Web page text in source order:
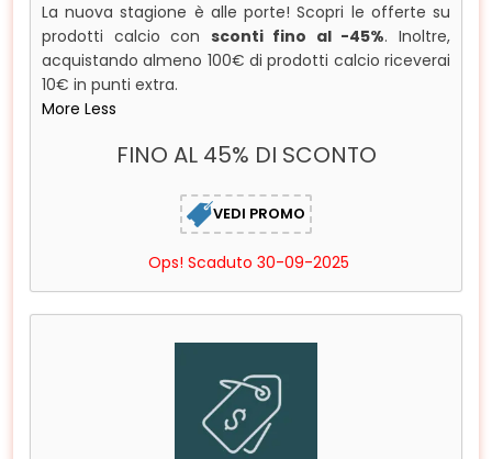
La nuova stagione è alle porte! Scopri le offerte su
prodotti calcio con sconti fino al -45%. Inoltre,
acquistando almeno 100€ di prodotti calcio riceverai
10€ in punti extra.
More Less
FINO AL 45% DI SCONTO
VEDI PROMO
Ops! Scaduto 30-09-2025